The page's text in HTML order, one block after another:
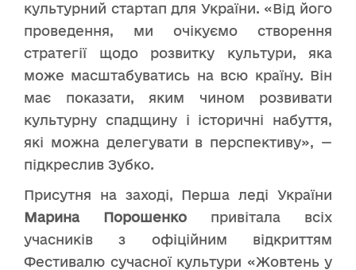
культурний стартап для України. «Від його
проведення, ми очікуємо створення
стратегії щодо розвитку культури, яка
може масштабуватись на всю країну. Він
має показати, яким чином розвивати
культурну спадщину і історичні набуття,
які можна делегувати в перспективу», —
підкреслив Зубко.
Присутня на заході, Перша леді України
Марина Порошенко привітала всіх
учасників з офіційним відкриттям
Фестивалю сучасної культури «Жовтень у